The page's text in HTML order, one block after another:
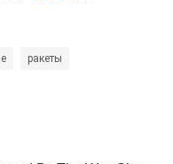
ракеты